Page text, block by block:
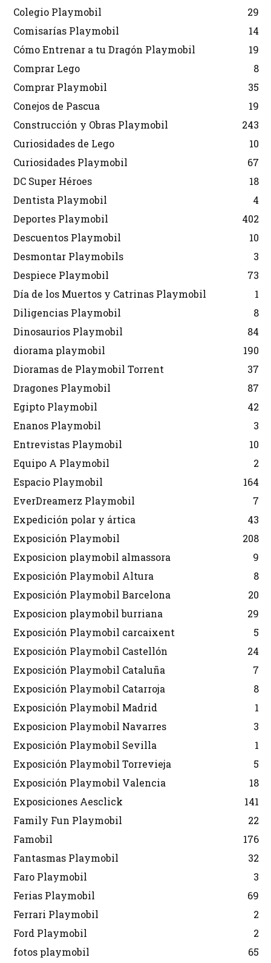
Colegio Playmobil
29
Comisarías Playmobil
14
Cómo Entrenar a tu Dragón Playmobil
19
Comprar Lego
8
Comprar Playmobil
35
Conejos de Pascua
19
Construcción y Obras Playmobil
243
Curiosidades de Lego
10
Curiosidades Playmobil
67
DC Super Héroes
18
Dentista Playmobil
4
Deportes Playmobil
402
Descuentos Playmobil
10
Desmontar Playmobils
3
Despiece Playmobil
73
Día de los Muertos y Catrinas Playmobil
1
Diligencias Playmobil
8
Dinosaurios Playmobil
84
diorama playmobil
190
Dioramas de Playmobil Torrent
37
Dragones Playmobil
87
Egipto Playmobil
42
Enanos Playmobil
3
Entrevistas Playmobil
10
Equipo A Playmobil
2
Espacio Playmobil
164
EverDreamerz Playmobil
7
Expedición polar y ártica
43
Exposición Playmobil
208
Exposicion playmobil almassora
9
Exposición Playmobil Altura
8
Exposición Playmobil Barcelona
20
Exposicion playmobil burriana
29
Exposición Playmobil carcaixent
5
Exposición Playmobil Castellón
24
Exposición Playmobil Cataluña
7
Exposición Playmobil Catarroja
8
Exposición Playmobil Madrid
1
Exposicion Playmobil Navarres
3
Exposición Playmobil Sevilla
1
Exposición Playmobil Torrevieja
5
Exposición Playmobil Valencia
18
Exposiciones Aesclick
141
Family Fun Playmobil
22
Famobil
176
Fantasmas Playmobil
32
Faro Playmobil
3
Ferias Playmobil
69
Ferrari Playmobil
2
Ford Playmobil
2
fotos playmobil
65